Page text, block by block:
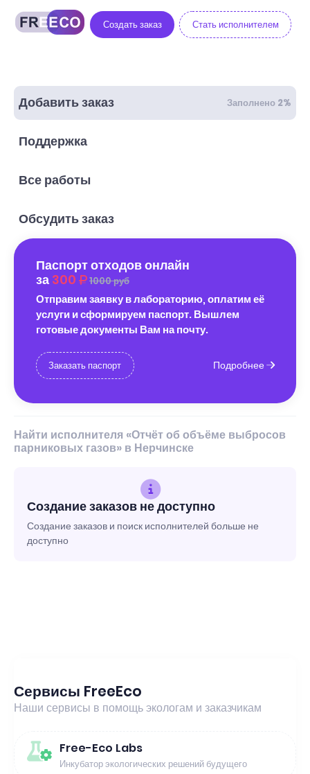
Создать заказ Стать исполнителем
Добавить заказ Заполнено 2%
Поддержка
Все работы
Обсудить заказ
Паспорт отходов онлайн
за 300 1000 руб
Отправим заявку в лабораторию, оплатим её
услуги и сформируем паспорт. Вышлем
готовые документы Вам на почту.
Заказать паспорт Подробнее
Найти исполнителя «Отчёт об объёме выбросов
парниковых газов» в Нерчинске
Создание заказов не доступно
Создание заказов и поиск исполнителей больше не
доступно
Сервисы FreeEco
Наши сервисы в помощь экологам и заказчикам
Free-Eco Labs
Инкубатор экологических решений будущего